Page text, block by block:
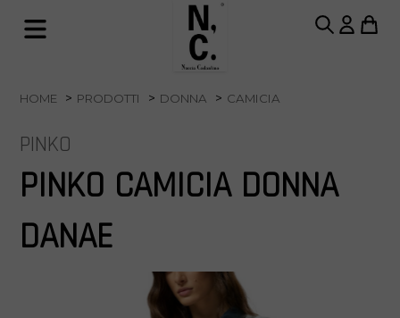
HOME PRODOTTI DONNA CAMICIA
PINKO
PINKO CAMICIA DONNA
DANAE